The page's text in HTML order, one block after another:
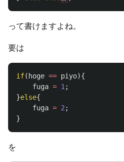
って書けますよね。
要は
if( hoge == piyo){
fuga = 1 ;
}else{
fuga = 2 ;
}
を